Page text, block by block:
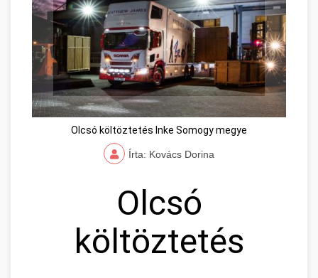
Olcsó költöztetés Inke Somogy megye
Írta: Kovács Dorina
Olcsó
költöztetés